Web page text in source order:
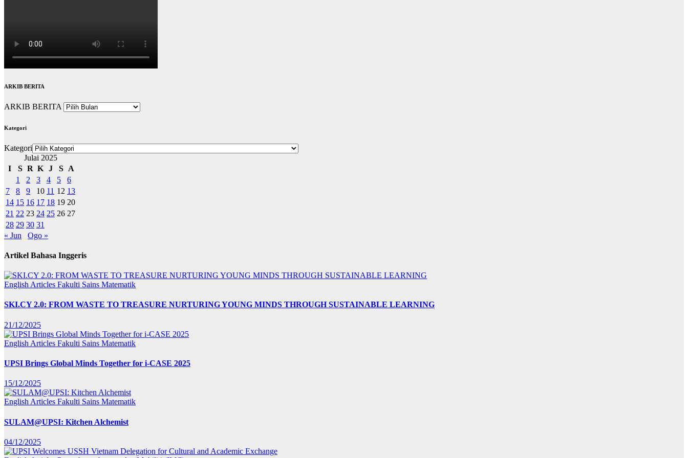
ARKIB BERITA
ARKIB BERITA
Kategori
Kategori
Julai 2025
I
S R K J S
A
1
2 3 4 5
6
7
8 9 10 11 12 13
14 15 16 17 18 19 20
21 22 23 24 25 26 27
28 29 30 31
« Jun
Ogo »
Artikel Bahasa Inggeris
English Articles Fakulti Sains Matematik
SKI.CY 2.0: FROM WASTE TO TREASURE NURTURING YOUNG MINDS THROUGH SUSTAINABLE LEARNING
21/12/2025
English Articles Fakulti Sains Matematik
UPSI Brings Global Minds Together for i-CASE 2025
15/12/2025
English Articles Fakulti Sains Matematik
SULAM@UPSI: Kitchen Alchemist
04/12/2025